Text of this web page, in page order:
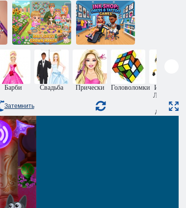
Чехлы для
телефонов
своими руками
Игры для двух
игроков:
Стильная
вечеринка
принцессы
Малышка Кэти,
52 серия:
Создательница
корон
Магазин
татуировок:
Игры с
платьями и
татуировками
Барби Свадьба Прически Головоломки Игры на
Ловкость
для
девочек
Затемнить